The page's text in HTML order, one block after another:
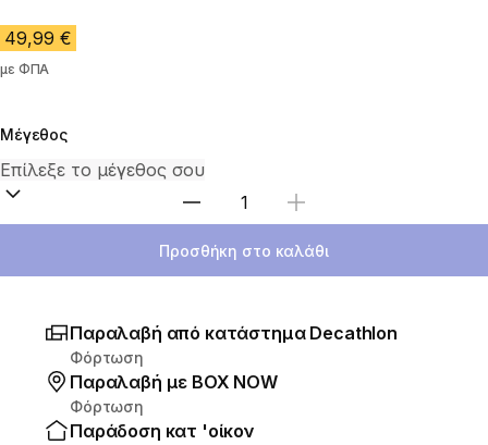
49,99 €
με ΦΠΑ
Μέγεθος
Επιλέξτε ποσότητα
Προσθήκη στο καλάθι
Παραλαβή από κατάστημα Decathlon
Φόρτωση
Παραλαβή με ΒΟΧ ΝΟW
Φόρτωση
Παράδοση κατ 'οίκον